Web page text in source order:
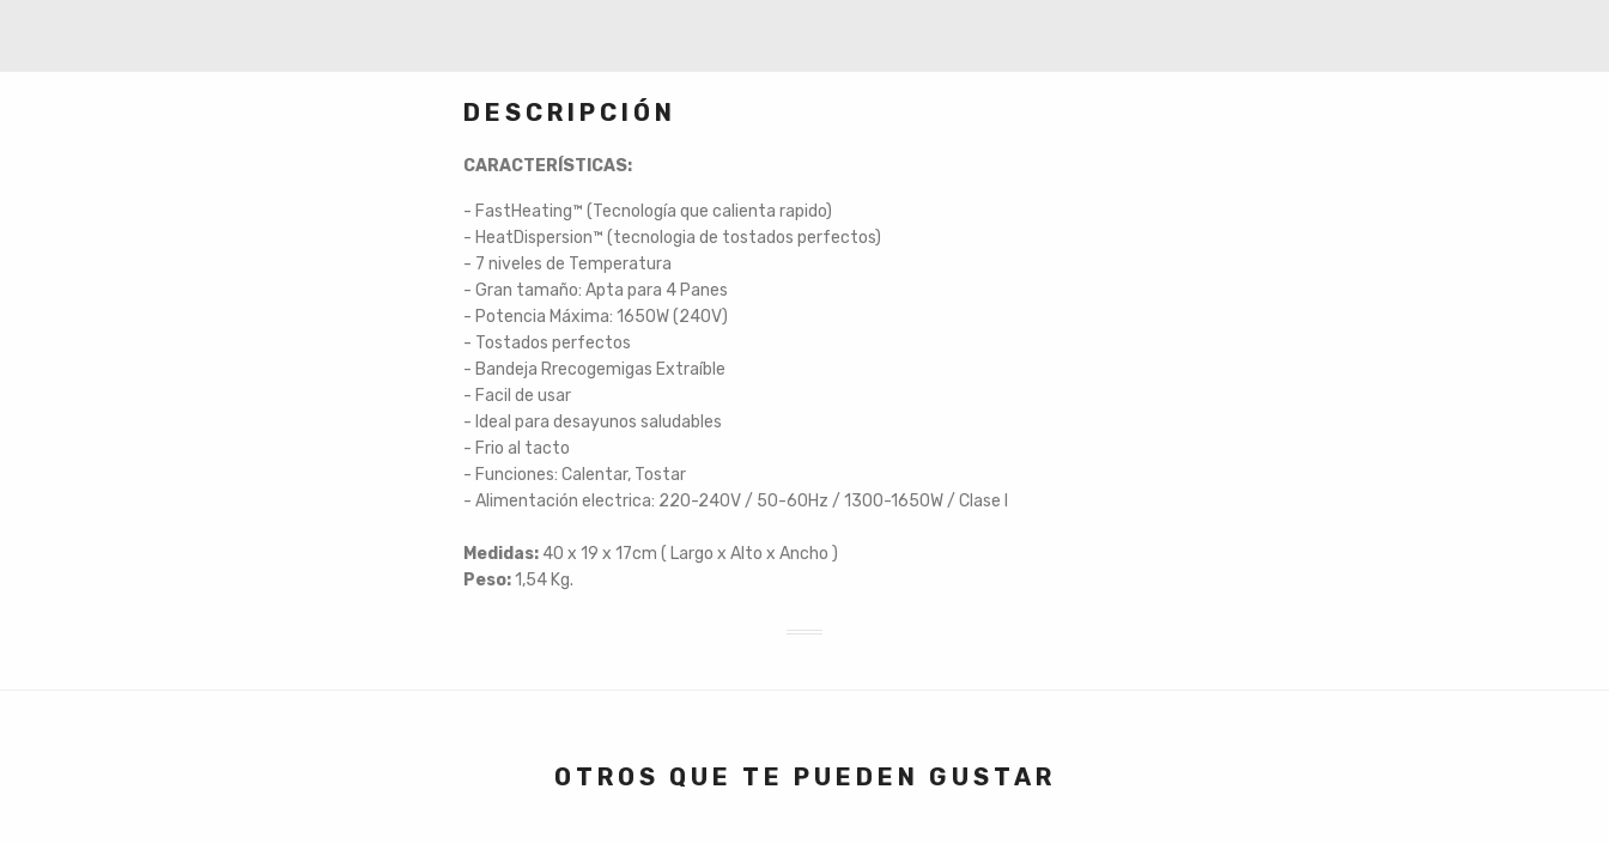
DESCRIPCIÓN
CARACTERÍSTICAS:
- FastHeating™ (Tecnología que calienta rapido)
- HeatDispersion™ (tecnologia de tostados perfectos)
- 7 niveles de Temperatura
- Gran tamaño: Apta para 4 Panes
- Potencia Máxima: 1650W (240V)
- Tostados perfectos
- Bandeja Rrecogemigas Extraíble
- Facil de usar
- Ideal para desayunos saludables
- Frio al tacto
- Funciones: Calentar, Tostar
- Alimentación electrica: 220-240V / 50-60Hz / 1300-1650W / Clase I
Medidas: 40 x 19 x 17cm ( Largo x Alto x Ancho )
Peso:1,54 Kg.
OTROS QUE TE PUEDEN GUSTAR